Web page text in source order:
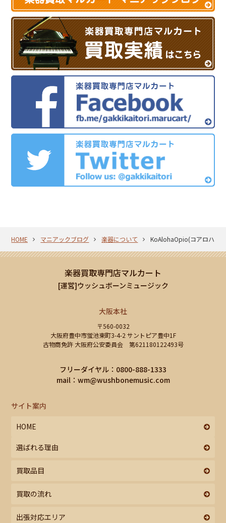
HOME マニアックブログ 楽器について KoAlohaOpio(コアロハオ
楽器買取専門店マルカート
[運営]ウッシュボーンミュージック
大阪本社
〒560-0032
大阪府豊中市蛍池東町3-4-2 サントピア豊中1F
古物商免許 大阪府公安委員会 第621180122493号
フリーダイヤル：0800-888-1333
mail： wm@wushbonemusic.com
サイト案内
HOME
選ばれる理由
買取品目
買取の流れ
出張対応エリア